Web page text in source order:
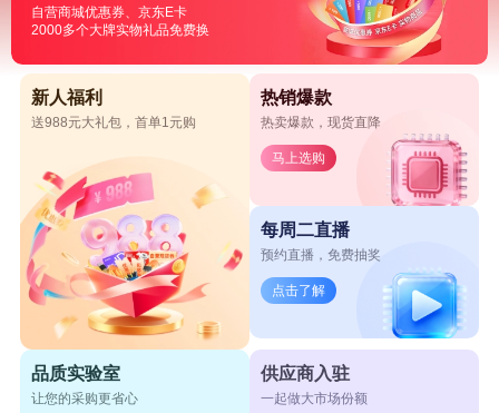
自营商城优惠券、京东E卡
2000多个大牌实物礼品免费换
新人福利
送988元大礼包，首单1元购
热销爆款
热卖爆款，现货直降
马上选购
每周二直播
预约直播，免费抽奖
点击了解
品质实验室
让您的采购更省心
供应商入驻
一起做大市场份额